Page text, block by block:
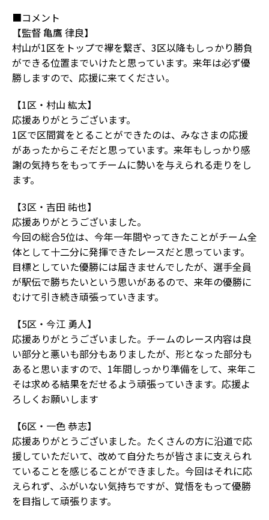
■コメント
【監督 亀鷹 律良】
村山が1区をトップで襷を繋ぎ、3区以降もしっかり勝負
ができる位置までいけたと思っています。来年は必ず優
勝しますので、応援に来てください。
【1区・村山 紘太】
応援ありがとうございます。
1区で区間賞をとることができたのは、みなさまの応援
があったからこそだと思っています。来年もしっかり感
謝の気持ちをもってチームに勢いを与えられる走りをし
ます。
【3区・吉田 祐也】
応援ありがとうございました。
今回の総合5位は、今年一年間やってきたことがチーム全
体として十二分に発揮できたレースだと思っています。
目標としていた優勝には届きませんでしたが、選手全員
が駅伝で勝ちたいという思いがあるので、来年の優勝に
むけて引き続き頑張っていきます。
【5区・今江 勇人】
応援ありがとうございました。チームのレース内容は良
い部分と悪いも部分もありましたが、形となった部分も
あると思いますので、1年間しっかり準備をして、来年こ
そは求める結果をだせるよう頑張っていきます。応援よ
ろしくお願いします
【6区・一色 恭志】
応援ありがとうございました。たくさんの方に沿道で応
援していただいて、改めて自分たちが皆さまに支えられ
ていることを感じることができました。今回はそれに応
えられず、ふがいない気持ちですが、覚悟をもって優勝
を目指して頑張ります。